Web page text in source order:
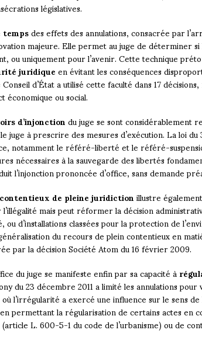
législatives.
des effets des annulations, consacrée par
majeure. Elle permet au juge de déterminer
ou uniquement pour l’avenir. Cette technique
juridiqueen évitant les conséquences
d’État a utilisé cette faculté dans 17
ou social.
d’injonctiondu juge se sont considérablement
juge à prescrire des mesures d’exécution. La loi
notamment le référé-liberté et le référé-
nécessaires à la sauvegarde des libertés
l’injonction prononcée d’office, sans demande
contentieux de pleine juridictionillustre
mais peut réformer la décision
d’installations classées pour la protection de
du recours de plein contentieux en
par la décision Société Atom du 16 février 2009.
du juge se manifeste enfin par sa capacité à
du 23 décembre 2011 a limité les annulations
l’irrégularité a exercé une influence sur le sens
permettant la régularisation de certains actes en
L. 600-5-1 du code de l’urbanisme) ou de